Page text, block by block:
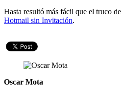
Hasta resultó más fácil que el truco de
Hotmail sin Invitación.
Oscar Mota